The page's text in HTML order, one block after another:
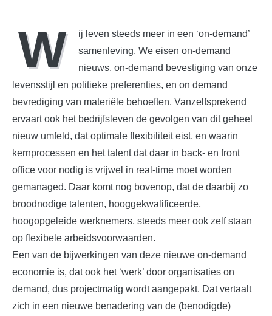
W
ij leven steeds meer in een ‘on-demand’
samenleving. We eisen on-demand
nieuws, on-demand bevestiging van onze
levensstijl en politieke preferenties, en on demand
bevrediging van materiële behoeften. Vanzelfsprekend
ervaart ook het bedrijfsleven de gevolgen van dit geheel
nieuw umfeld, dat optimale flexibiliteit eist, en waarin
kernprocessen en het talent dat daar in back- en front
office voor nodig is vrijwel in real-time moet worden
gemanaged. Daar komt nog bovenop, dat de daarbij zo
broodnodige talenten, hooggekwalificeerde,
hoogopgeleide werknemers, steeds meer ook zelf staan
op flexibele arbeidsvoorwaarden.
Een van de bijwerkingen van deze nieuwe on-demand
economie is, dat ook het ‘werk’ door organisaties on
demand, dus projectmatig wordt aangepakt. Dat vertaalt
zich in een nieuwe benadering van de (benodigde)